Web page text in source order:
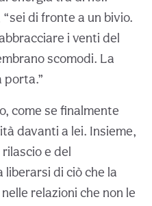
di fronte a un bivio.
i venti del
scomodi. La
porta.”
come se finalmente
davanti a lei. Insieme,
e del
liberarsi di ciò che la
relazioni che non le